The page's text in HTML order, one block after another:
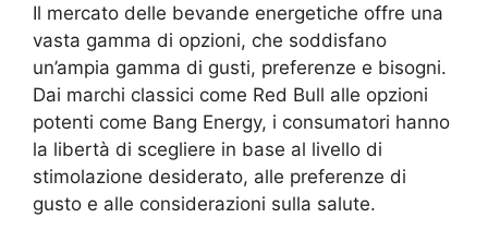
Il mercato delle bevande energetiche offre una
vasta gamma di opzioni, che soddisfano
un’ampia gamma di gusti, preferenze e bisogni.
Dai marchi classici come Red Bull alle opzioni
potenti come Bang Energy, i consumatori hanno
la libertà di scegliere in base al livello di
stimolazione desiderato, alle preferenze di
gusto e alle considerazioni sulla salute.